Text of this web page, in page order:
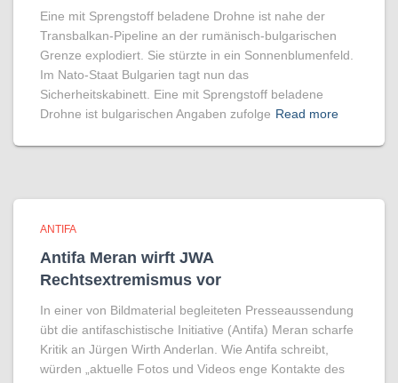
Eine mit Sprengstoff beladene Drohne ist nahe der
Transbalkan-Pipeline an der rumänisch-bulgarischen
Grenze explodiert. Sie stürzte in ein Sonnenblumenfeld.
Im Nato-Staat Bulgarien tagt nun das
Sicherheitskabinett. Eine mit Sprengstoff beladene
Drohne ist bulgarischen Angaben zufolge Read more
ANTIFA
Antifa Meran wirft JWA
Rechtsextremismus vor
In einer von Bildmaterial begleiteten Presseaussendung
übt die antifaschistische Initiative (Antifa) Meran scharfe
Kritik an Jürgen Wirth Anderlan. Wie Antifa schreibt,
würden „aktuelle Fotos und Videos enge Kontakte des